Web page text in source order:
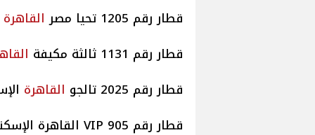
قطار رقم 1205 تحيا مصر
القاهرة
قطار رقم 1131 ثالثة مكيفة
قطار رقم 2025 تالجو
القاهرة
قطار رقم 905 VIP القاهرة الإسكندرية مباشر موعد قيامه الساعة 9.00 صباحا.